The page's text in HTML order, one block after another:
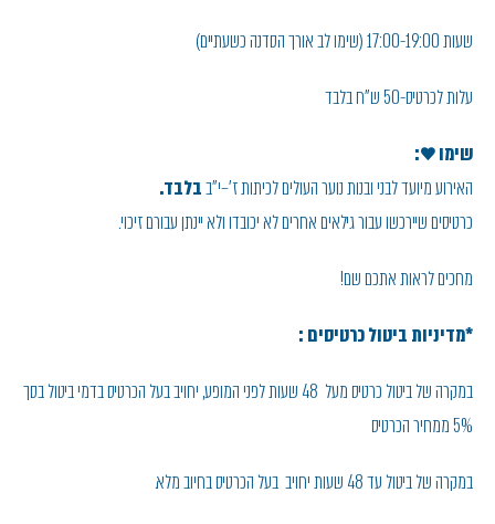
שעות 17:00-19:00 (שימו לב אורך הסדנה כשעתיים)
עלות לכרטיס-50 ש"ח בלבד
שימו ♥:
האירוע מיועד לבני ובנות נוער העולים לכיתות ז'–י"בבלבד.
כרטיסים שיירכשו עבור גילאים אחרים לא יכובדו ולא יינתן עבורם זיכוי.
מחכים לראות אתכם שם!
*מדיניות ביטול כרטיסים :
במקרה של ביטול כרטיס מעל 48 שעות לפני המופע, יחויב בעל הכרטיס בדמי ביטול בסך
5% ממחיר הכרטיס
במקרה של ביטול עד 48 שעות יחויב בעל הכרטיס בחיוב מלא.